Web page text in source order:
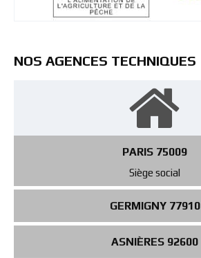
NOS AGENCES TECHNIQUES
PARIS 75009
Siège social
GERMIGNY 77910
ASNIÈRES 92600